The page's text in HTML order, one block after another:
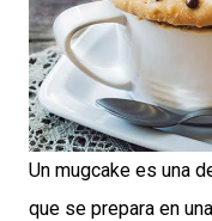
Un mugcake es una
que se prepara en